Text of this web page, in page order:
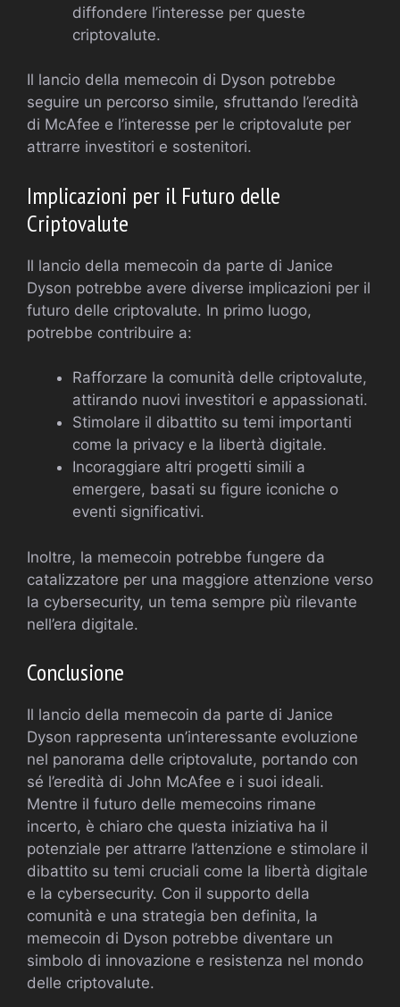
diffondere l’interesse per queste
criptovalute.
Il lancio della memecoin di Dyson potrebbe
seguire un percorso simile, sfruttando l’eredità
di McAfee e l’interesse per le criptovalute per
attrarre investitori e sostenitori.
Implicazioni per il Futuro delle
Criptovalute
Il lancio della memecoin da parte di Janice
Dyson potrebbe avere diverse implicazioni per il
futuro delle criptovalute. In primo luogo,
potrebbe contribuire a:
Rafforzare la comunità delle criptovalute,
attirando nuovi investitori e appassionati.
Stimolare il dibattito su temi importanti
come la privacy e la libertà digitale.
Incoraggiare altri progetti simili a
emergere, basati su figure iconiche o
eventi significativi.
Inoltre, la memecoin potrebbe fungere da
catalizzatore per una maggiore attenzione verso
la cybersecurity, un tema sempre più rilevante
nell’era digitale.
Conclusione
Il lancio della memecoin da parte di Janice
Dyson rappresenta un’interessante evoluzione
nel panorama delle criptovalute, portando con
sé l’eredità di John McAfee e i suoi ideali.
Mentre il futuro delle memecoins rimane
incerto, è chiaro che questa iniziativa ha il
potenziale per attrarre l’attenzione e stimolare il
dibattito su temi cruciali come la libertà digitale
e la cybersecurity. Con il supporto della
comunità e una strategia ben definita, la
memecoin di Dyson potrebbe diventare un
simbolo di innovazione e resistenza nel mondo
delle criptovalute.